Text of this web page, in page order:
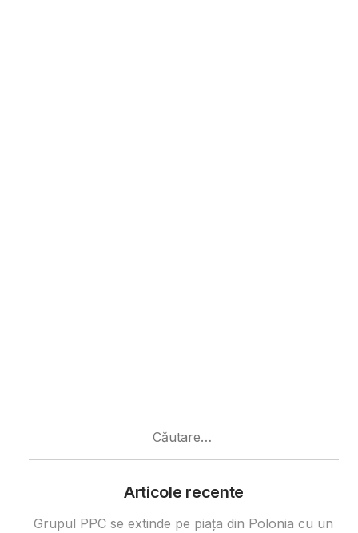
Articole recente
Grupul PPC se extinde pe piața din Polonia cu un